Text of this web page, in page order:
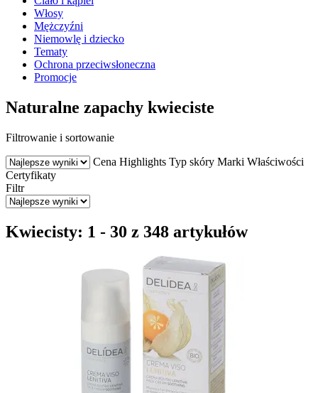
Włosy
Mężczyźni
Niemowlę i dziecko
Tematy
Ochrona przeciwsłoneczna
Promocje
Naturalne zapachy kwieciste
Filtrowanie i sortowanie
Cena Highlights Typ skóry Marki Właściwości
Certyfikaty
Filtr
Kwiecisty: 1 - 30 z 348 artykułów